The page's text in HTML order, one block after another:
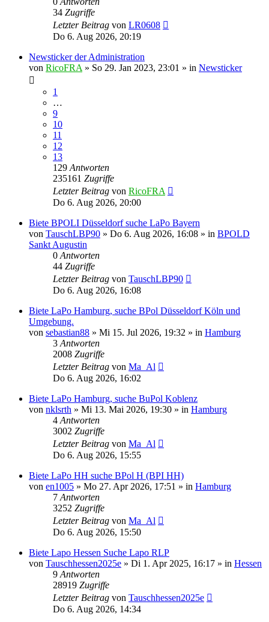
34 Zugriffe
Letzter Beitrag von LR0608
Do 6. Aug 2026, 20:19
Newsticker der Administration
von RicoFRA » So 29. Jan 2023, 23:01 » in Newsticker
1
…
9
10
11
12
13
129 Antworten
235161 Zugriffe
Letzter Beitrag von RicoFRA
Do 6. Aug 2026, 20:00
Biete BPOLI Düsseldorf suche LaPo Bayern
von TauschLBP90 » Do 6. Aug 2026, 16:08 » in BPOLD
Sankt Augustin
0 Antworten
44 Zugriffe
Letzter Beitrag von TauschLBP90
Do 6. Aug 2026, 16:08
Biete LaPo Hamburg, suche BPol Düsseldorf Köln und
Umgebung.
von sebastian88 » Mi 15. Jul 2026, 19:32 » in Hamburg
3 Antworten
2008 Zugriffe
Letzter Beitrag von Ma_Al
Do 6. Aug 2026, 16:02
Biete LaPo Hamburg, suche BuPol Koblenz
von nklsrth » Mi 13. Mai 2026, 19:30 » in Hamburg
4 Antworten
3002 Zugriffe
Letzter Beitrag von Ma_Al
Do 6. Aug 2026, 15:55
Biete LaPo HH suche BPol H (BPI HH)
von en1005 » Mo 27. Apr 2026, 17:51 » in Hamburg
7 Antworten
3252 Zugriffe
Letzter Beitrag von Ma_Al
Do 6. Aug 2026, 15:50
Biete Lapo Hessen Suche Lapo RLP
von Tauschhessen2025e » Di 1. Apr 2025, 16:17 » in Hessen
9 Antworten
28919 Zugriffe
Letzter Beitrag von Tauschhessen2025e
Do 6. Aug 2026, 14:34